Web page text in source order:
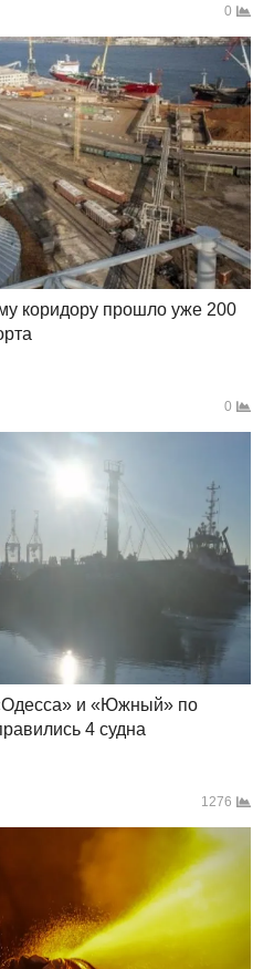
0
коридору прошло уже 200
0
и «Южный» по
4 судна
1276